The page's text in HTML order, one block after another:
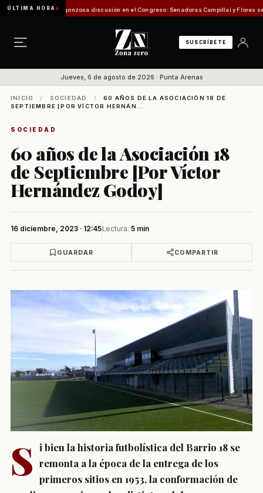
ÚLTIMA HORA
Vergonzosa discusión en el Congreso: Senadoras Campillai y Flores se
SUSCRÍBETE
Jueves, 6 de agosto de 2026 · Punta Arenas
INICIO / SOCIEDAD /
60 AÑOS DE LA ASOCIACIÓN 18 DE
SEPTIEMBRE [POR VÍCTOR HERNÁN...
SOCIEDAD
60 años de la Asociación 18
de Septiembre [Por Víctor
Hernández Godoy]
16 diciembre, 2023 · 12:45Lectura: 5 min
GUARDAR COMPARTIR
S i bien la historia futbolística del Barrio 18 se
remonta a la época de la entrega de los
primeros sitios en 1953, la conformación de